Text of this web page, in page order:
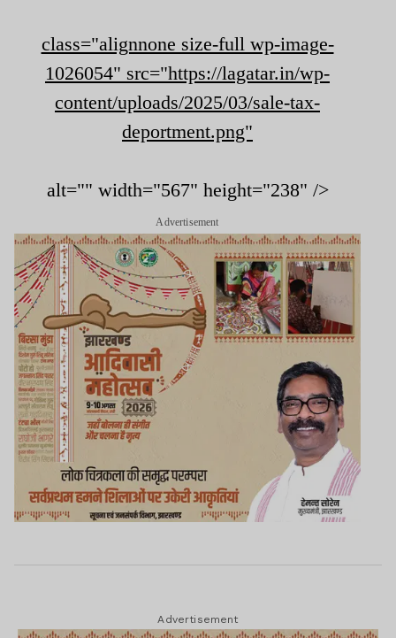
class="alignnone size-full wp-image-
1026054" src="https://lagatar.in/wp-
content/uploads/2025/03/sale-tax-
deportment.png"
alt="" width="567" height="238" />
Advertisement
Advertisement